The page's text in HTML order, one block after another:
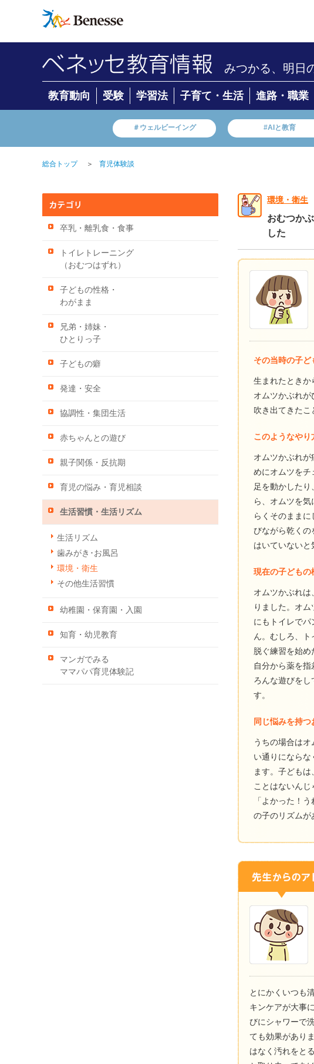
みつかる、明日
教育動向 受験 学習法 子育て・生活 進路・職業
＃ウェルビーイング #AIと教育
総合トップ ＞ 育児体験談
卒乳・離乳食・食事
トイレトレーニング
（おむつはずれ）
子どもの性格・
わがまま
兄弟・姉妹・
ひとりっ子
子どもの癖
発達・安全
協調性・集団生活
赤ちゃんとの遊び
親子関係・反抗期
育児の悩み・育児相談
生活習慣・生活リズム
生活リズム
歯みがき･お風呂
環境・衛生
その他生活習慣
幼稚園・保育園・入園
知育・幼児教育
マンガでみる
ママパパ育児体験記
環境・衛生
おむつか
した
その当時の子
生まれたときか
オムツかぶれ
吹き出てきたこ
このようなや
オムツかぶれが
めにオムツをチ
足を動かした
ら、オムツを
らくそのまま
びながら乾くの
はいていないと
現在の子どもの
オムツかぶれ
りました。オ
にもトイレで
ん。むしろ、
脱ぐ練習を始め
自分から薬を
ろんな遊びをし
す。
同じ悩みを持
うちの場合は
い通りになら
ます。子ども
ことはないん
「よかった！
の子のリズムが
とにかくいつも
キンケアが大事
びにシャワーで
ても効果があり
はなく汚れをと